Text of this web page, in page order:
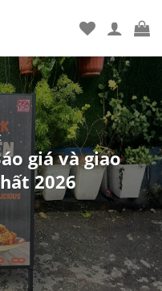
giá và giao
2026